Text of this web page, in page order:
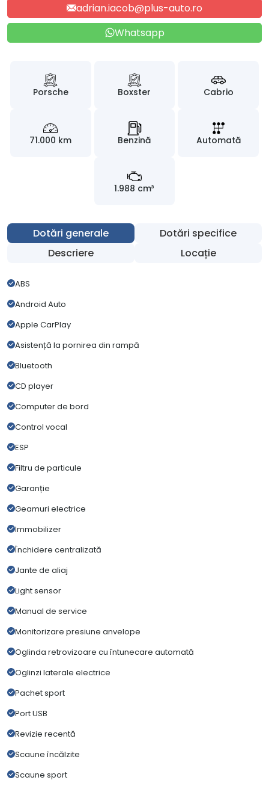
adrian.iacob@plus-auto.ro
Whatsapp
Porsche Boxster Cabrio
71.000 km Benzină Automată
1.988 cm³
Dotări generale
Dotări specifice
Descriere
Locație
ABS
Android Auto
Apple CarPlay
Asistență la pornirea din rampă
Bluetooth
CD player
Computer de bord
Control vocal
ESP
Filtru de particule
Garanție
Geamuri electrice
Immobilizer
Închidere centralizată
Jante de aliaj
Light sensor
Manual de service
Monitorizare presiune anvelope
Oglinda retrovizoare cu întunecare automată
Oglinzi laterale electrice
Pachet sport
Port USB
Revizie recentă
Scaune încălzite
Scaune sport